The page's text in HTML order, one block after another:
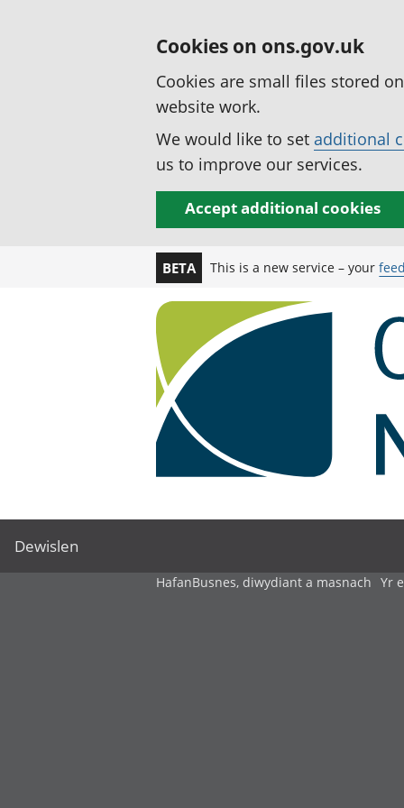
Cookies on ons.gov.uk
Cookies are small files stored
website work.
We would like to set additional
us to improve our services.
Accept additional cookies
BETA This is a new service – your
Dewislen
HafanBusnes, diwydiant a masnach Yr